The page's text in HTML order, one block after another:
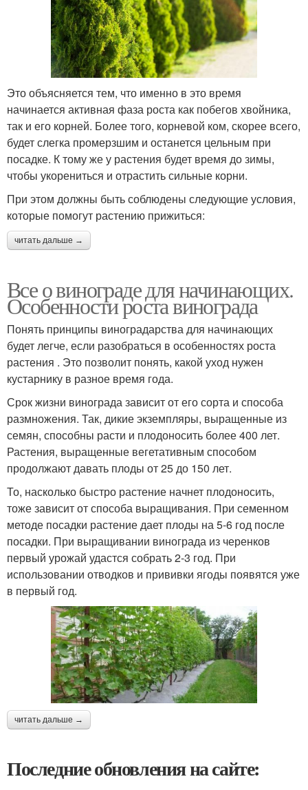
Это объясняется тем, что именно в это время
начинается активная фаза роста как побегов хвойника,
так и его корней. Более того, корневой ком, скорее всего,
будет слегка промерзшим и останется цельным при
посадке. К тому же у растения будет время до зимы,
чтобы укорениться и отрастить сильные корни.
При этом должны быть соблюдены следующие условия,
которые помогут растению прижиться:
читать дальше →
Все о винограде для начинающих.
Особенности роста винограда
Понять принципы виноградарства для начинающих
будет легче, если разобраться в особенностях роста
растения . Это позволит понять, какой уход нужен
кустарнику в разное время года.
Срок жизни винограда зависит от его сорта и способа
размножения. Так, дикие экземпляры, выращенные из
семян, способны расти и плодоносить более 400 лет.
Растения, выращенные вегетативным способом
продолжают давать плоды от 25 до 150 лет.
То, насколько быстро растение начнет плодоносить,
тоже зависит от способа выращивания. При семенном
методе посадки растение дает плоды на 5-6 год после
посадки. При выращивании винограда из черенков
первый урожай удастся собрать 2-3 год. При
использовании отводков и прививки ягоды появятся уже
в первый год.
читать дальше →
Последние обновления на сайте: